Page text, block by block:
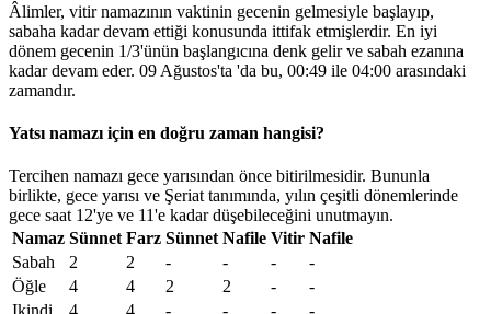
Âlimler, vitir namazının vaktinin gecenin gelmesiyle başlayıp,
sabaha kadar devam ettiği konusunda ittifak etmişlerdir. En iyi
dönem gecenin 1/3'ünün başlangıcına denk gelir ve sabah ezanına
kadar devam eder. 09 Ağustos'ta 'da bu, 00:49 ile 04:00 arasındaki
zamandır.
Yatsı namazı için en doğru zaman hangisi?
Tercihen namazı gece yarısından önce bitirilmesidir. Bununla
birlikte, gece yarısı ve Şeriat tanımında, yılın çeşitli dönemlerinde
gece saat 12'ye ve 11'e kadar düşebileceğini unutmayın.
Namaz Sünnet Farz Sünnet Nafile Vitir Nafile
Sabah
2 2 - - -
-
Öğle
4 4 2 2 -
-